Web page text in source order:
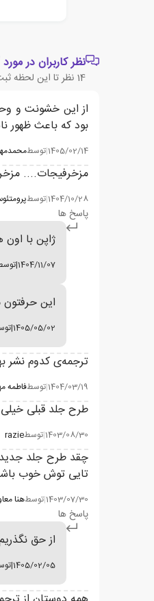
نظر کاربران در
14 نظر تا این لحظه
از این خشونت و
بود که باعث ظهور
1405/02/14
|توسط
مزخرفیجات....
1404/10/28
|توسط
پاسخ ها
ژاپن با
1404/11/07
|
این حرفتون
1405/05/02
|
ترجمه‌ی کدوم نشر
1404/03/19
|توسطفاطمه
طرح جلد قبلی
1403/08/30
|توسطrazie
چقد طرح جلد جدید
تایی توش خوب
1403/07/30
|توسطهنا
پاسخ ها
از حق
1405/02/05
|